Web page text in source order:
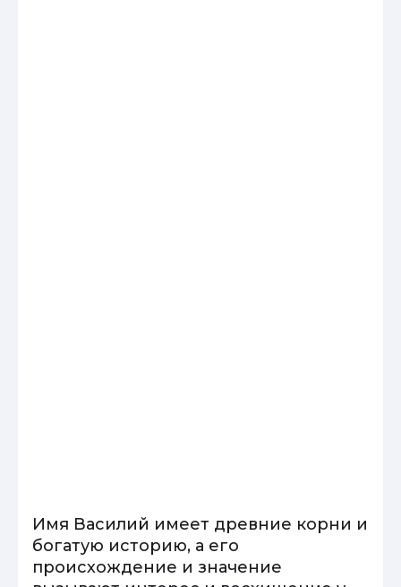
Имя Василий имеет древние корни и
богатую историю, а его
происхождение и значение